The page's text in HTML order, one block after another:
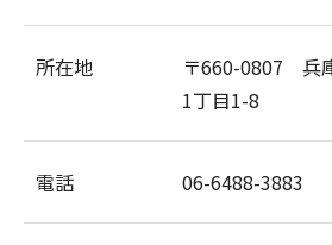
所在地
〒660-0807 兵
1丁目1-8
電話 06-6488-3883